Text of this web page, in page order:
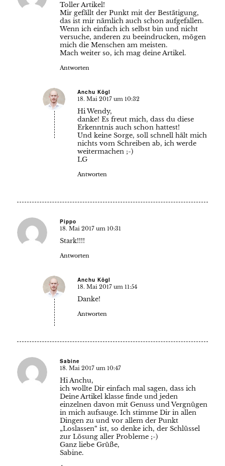
Toller Artikel!
Mir gefällt der Punkt mit der Bestätigung,
das ist mir nämlich auch schon aufgefallen.
Wenn ich einfach ich selbst bin und nicht
versuche, anderen zu beeindrucken, mögen
mich die Menschen am meisten.
Mach weiter so, ich mag deine Artikel.
Antworten
Anchu Kögl
18. Mai 2017 um 10:32
Hi Wendy,
danke! Es freut mich, dass du diese
Erkenntnis auch schon hattest!
Und keine Sorge, soll schnell hält mich
nichts vom Schreiben ab, ich werde
weitermachen ;-)
LG
Antworten
Pippo
18. Mai 2017 um 10:31
Stark!!!!
Antworten
Anchu Kögl
18. Mai 2017 um 11:54
Danke!
Antworten
Sabine
18. Mai 2017 um 10:47
Hi Anchu,
ich wollte Dir einfach mal sagen, dass ich
Deine Artikel klasse finde und jeden
einzelnen davon mit Genuss und Vergnügen
in mich aufsauge. Ich stimme Dir in allen
Dingen zu und vor allem der Punkt
„Loslassen“ ist, so denke ich, der Schlüssel
zur Lösung aller Probleme ;-)
Ganz liebe Grüße,
Sabine.